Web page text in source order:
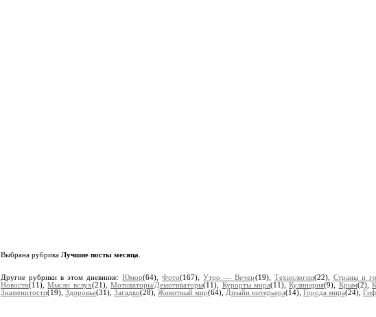
Выбрана рубрика Лучшие посты месяца
Другие рубрики в этом дневнике:Юмор(64),Фото(167),Утро — Вечер(19), Технологии(22), Страны и
Новости(11),Мысли вслух(21),Мотиваторы/Демотиваторы(11), Курорты мира(11),Кулинария(9), Крым(2),
Знаменитости(19), Здоровье(31), Загадки(28), Животный мир(64), Дизайн интерьера(14), Города мира(24),